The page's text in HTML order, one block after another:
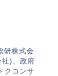
研株式会
社)、政府
クコンサ